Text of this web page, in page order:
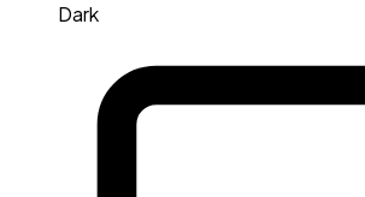
Dark